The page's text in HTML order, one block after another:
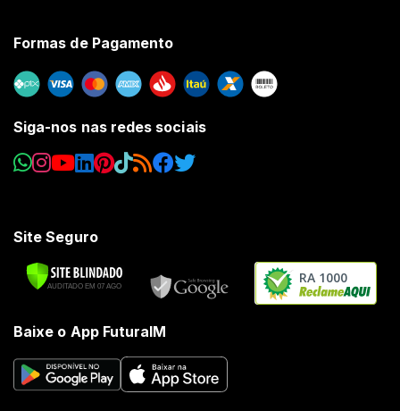
Formas de Pagamento
Siga-nos nas redes sociais
Site Seguro
RA 1000
Baixe o App FuturaIM